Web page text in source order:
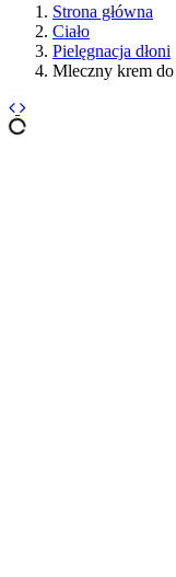
Strona główna
Ciało
Pielęgnacja dłoni
Mleczny krem